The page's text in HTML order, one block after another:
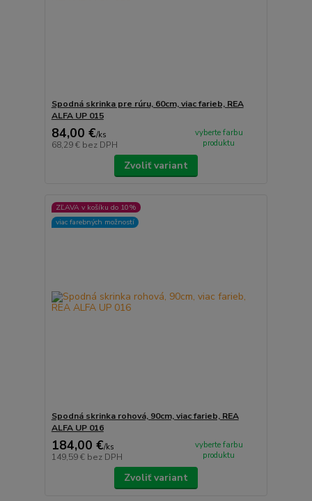
Spodná skrinka pre rúru, 60cm, viac farieb, REA
ALFA UP 015
84,00 €/ks
68,29 € bez DPH
vyberte farbu
produktu
Zvoliť variant
ZĽAVA v košíku do 10%
viac farebných možností
Spodná skrinka rohová, 90cm, viac farieb, REA
ALFA UP 016
184,00 €/ks
149,59 € bez DPH
vyberte farbu
produktu
Zvoliť variant